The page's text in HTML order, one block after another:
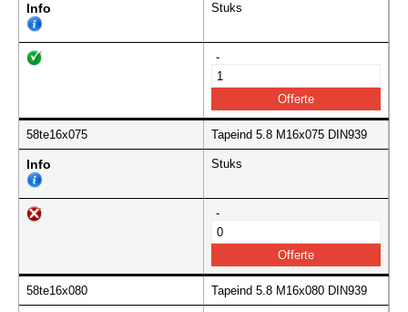
Info Stuks
-
58te16x075 Tapeind 5.8 M16x075 DIN939
Info Stuks
-
58te16x080 Tapeind 5.8 M16x080 DIN939